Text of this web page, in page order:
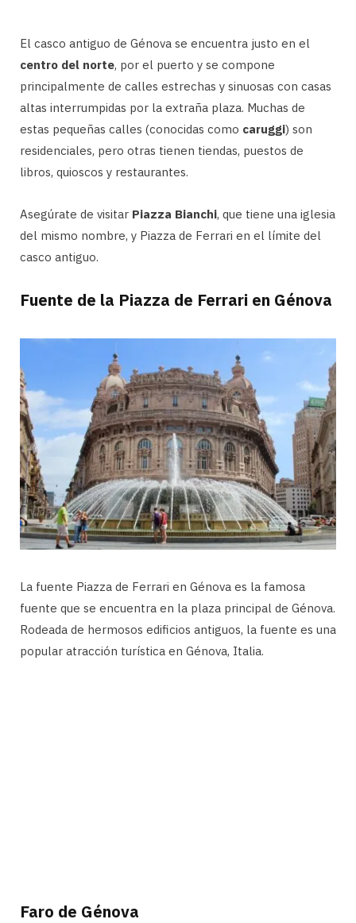
El casco antiguo de Génova se encuentra justo en el
centro del norte, por el puerto y se compone
principalmente de calles estrechas y sinuosas con casas
altas interrumpidas por la extraña plaza. Muchas de
estas pequeñas calles (conocidas como caruggi) son
residenciales, pero otras tienen tiendas, puestos de
libros, quioscos y restaurantes.
Asegúrate de visitar Piazza Bianchi, que tiene una iglesia
del mismo nombre, y Piazza de Ferrari en el límite del
casco antiguo.
Fuente de la Piazza de Ferrari en Génova
La fuente Piazza de Ferrari en Génova es la famosa
fuente que se encuentra en la plaza principal de Génova.
Rodeada de hermosos edificios antiguos, la fuente es una
popular atracción turística en Génova, Italia.
Faro de Génova